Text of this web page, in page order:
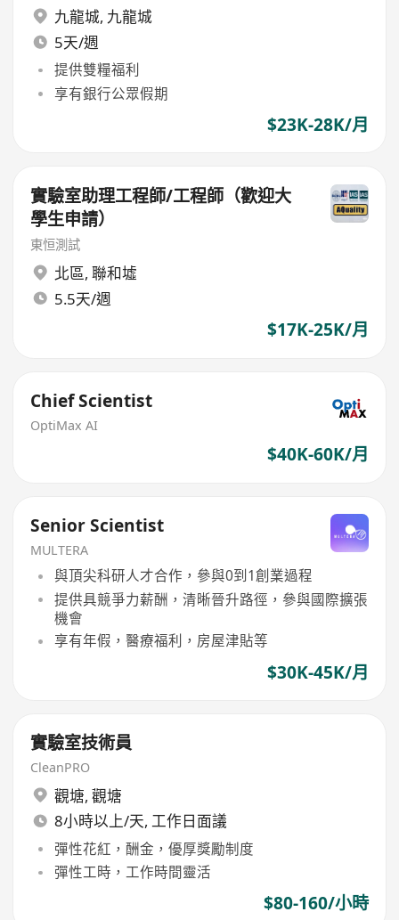
九龍城, 九龍城
5天/週
提供雙糧福利
享有銀行公眾假期
$23K-28K/月
實驗室助理工程師/工程師（歡迎大
學生申請）
東恒測試
北區, 聯和墟
5.5天/週
$17K-25K/月
Chief Scientist
OptiMax AI
$40K-60K/月
Senior Scientist
MULTERA
與頂尖科研人才合作，參與0到1創業過程
提供具競爭力薪酬，清晰晉升路徑，參與國際擴張
機會
享有年假，醫療福利，房屋津貼等
$30K-45K/月
實驗室技術員
CleanPRO
觀塘, 觀塘
8小時以上/天, 工作日面議
彈性花紅，酬金，優厚獎勵制度
彈性工時，工作時間靈活
$80-160/小時